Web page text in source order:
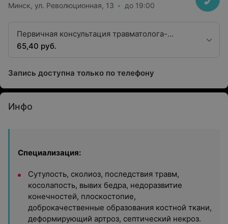
Минск, ул. Революционная, 13 до 19:00
Первичная консультация травматолога-
ортопеда, к.м.н.
65,40 руб.
Запись доступна только по телефону
Инфо
Специализация:
Сутулость, сколиоз, последствия травм,
косолапость, вывих бедра, недоразвитие
конечностей, плоскостопие,
доброкачественные образования костной ткани,
деформирующий артроз, септический некроз.